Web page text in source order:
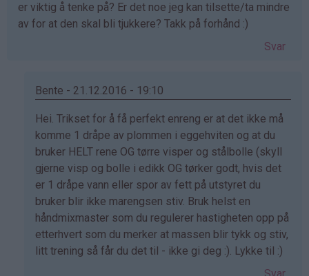
er viktig å tenke på? Er det noe jeg kan tilsette/ta mindre
av for at den skal bli tjukkere? Takk på forhånd :)
Svar
Bente - 21.12.2016 - 19:10
Som
svar
på
av
Helena
(ikke
bekreftet)
Hei. Trikset for å få perfekt enreng er at det ikke må
komme 1 dråpe av plommen i eggehviten og at du
bruker HELT rene OG tørre visper og stålbolle (skyll
gjerne visp og bolle i edikk OG tørker godt, hvis det
er 1 dråpe vann eller spor av fett på utstyret du
bruker blir ikke marengsen stiv. Bruk helst en
håndmixmaster som du regulerer hastigheten opp på
etterhvert som du merker at massen blir tykk og stiv,
litt trening så får du det til - ikke gi deg :). Lykke til :)